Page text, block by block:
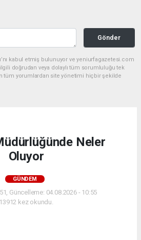
Gönder
kabul etmiş bulunuyor ve yeniurfagazetesi.com
doğrudan veya dolaylı tüm sorumluluğu tek
tüm yorumlardan site yönetimi hiçbir şekilde
Neler
Oluyor
GÜNDEM
Güncelleme: 04.08.2026 - 10:55
13912 kez okundu.